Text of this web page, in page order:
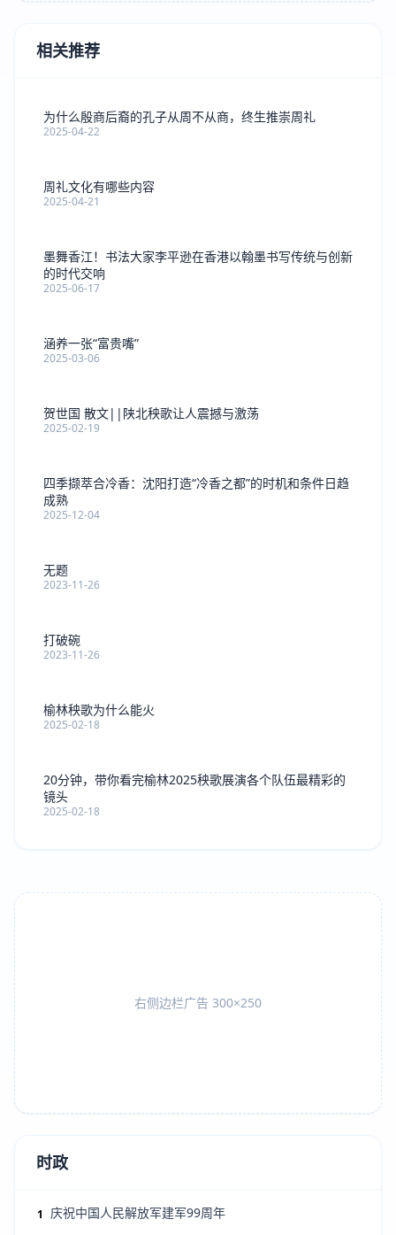
相关推荐
为什么殷商后裔的孔子从周不从商，终生推崇周礼
2025-04-22
周礼文化有哪些内容
2025-04-21
墨舞香江！书法大家李平逊在香港以翰墨书写传统与创新
的时代交响
2025-06-17
涵养一张“富贵嘴”
2025-03-06
贺世国 散文||陕北秧歌让人震撼与激荡
2025-02-19
四季撷萃合冷香：沈阳打造“冷香之都”的时机和条件日趋
成熟
2025-12-04
无题
2023-11-26
打破碗
2023-11-26
榆林秧歌为什么能火
2025-02-18
20分钟，带你看完榆林2025秧歌展演各个队伍最精彩的
镜头
2025-02-18
右侧边栏广告 300×250
时政
1 庆祝中国人民解放军建军99周年